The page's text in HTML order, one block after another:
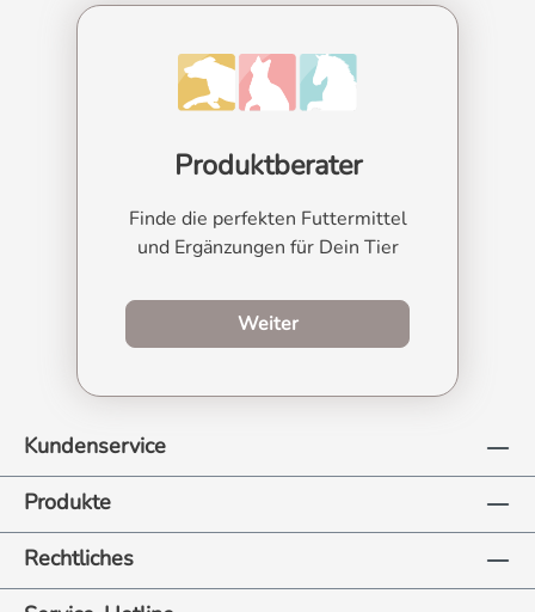
Produktberater
Finde die perfekten Futtermittel
und Ergänzungen für Dein Tier
Weiterzum Produktberater
Kundenservice
Produkte
Rechtliches